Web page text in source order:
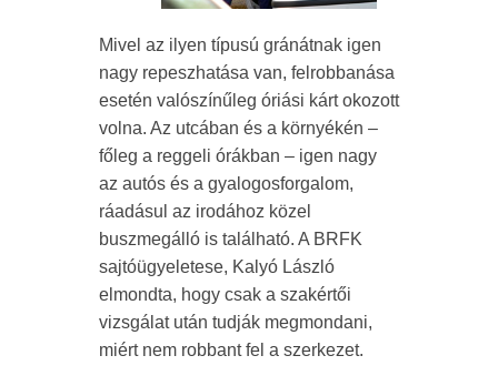
Mivel az ilyen típusú gránátnak igen
nagy repeszhatása van, felrobbanása
esetén valószínűleg óriási kárt okozott
volna. Az utcában és a környékén –
főleg a reggeli órákban – igen nagy
az autós és a gyalogosforgalom,
ráadásul az irodához közel
buszmegálló is található. A BRFK
sajtóügyeletese, Kalyó László
elmondta, hogy csak a szakértői
vizsgálat után tudják megmondani,
miért nem robbant fel a szerkezet.